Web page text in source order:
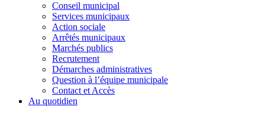
Conseil municipal
Services municipaux
Action sociale
Arrêtés municipaux
Marchés publics
Recrutement
Démarches administratives
Question à l’équipe municipale
Contact et Accès
Au quotidien